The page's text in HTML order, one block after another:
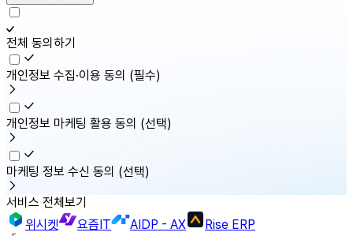
전체 동의하기
개인정보 수집·이용 동의 (필수)
개인정보 마케팅 활용 동의 (선택)
마케팅 정보 수신 동의 (선택)
서비스 전체보기
위시켓
요즘IT AIDP - AX Rise ERP